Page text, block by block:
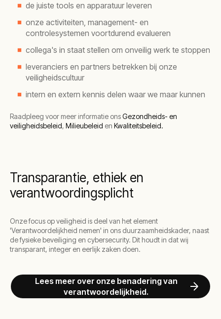
de juiste tools en apparatuur leveren
onze activiteiten, management- en
controlesystemen voortdurend evalueren
collega's in staat stellen om onveilig werk te stoppen
leveranciers en partners betrekken bij onze
veiligheidscultuur
intern en extern kennis delen waar we maar kunnen
Raadpleeg voor meer informatie onsGezondheids- en
veiligheidsbeleid, Milieubeleid en Kwaliteitsbeleid.
Transparantie, ethiek en
verantwoordingsplicht
Onze focus op veiligheid is deel van het element
'Verantwoordelijkheid nemen' in ons duurzaamheidskader, naast
de fysieke beveiliging en cybersecurity. Dit houdt in dat wij
transparant, integer en eerlijk zaken doen.
Lees meer over onze benadering van
verantwoordelijkheid.